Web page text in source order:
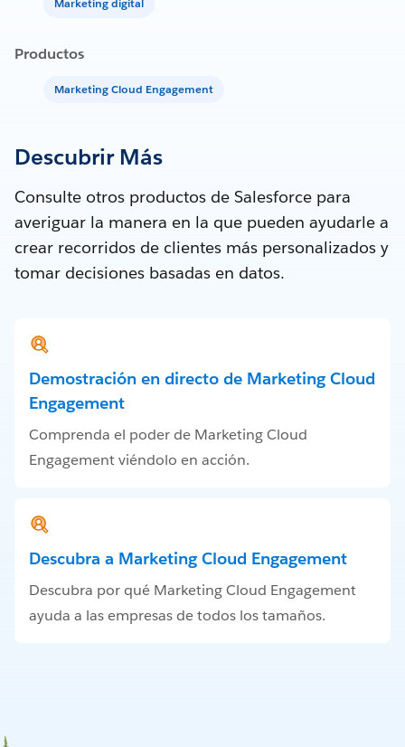
Marketing digital
Productos
Marketing Cloud Engagement
Descubrir Más
Consulte otros productos de Salesforce para
averiguar la manera en la que pueden ayudarle a
crear recorridos de clientes más personalizados y
tomar decisiones basadas en datos.
Demostración en directo de Marketing Cloud
Engagement
Comprenda el poder de Marketing Cloud
Engagement viéndolo en acción.
Descubra a Marketing Cloud Engagement
Descubra por qué Marketing Cloud Engagement
ayuda a las empresas de todos los tamaños.